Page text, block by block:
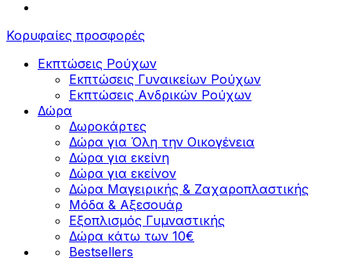
Κορυφαίες προσφορές
Εκπτώσεις Ρούχων
Εκπτώσεις Γυναικείων Ρούχων
Εκπτώσεις Aνδρικών Ρούχων
Δώρα
Δωροκάρτες
Δώρα για Όλη την Οικογένεια
Δώρα για εκείνη
Δώρα για εκείνον
Δώρα Μαγειρικής & Ζαχαροπλαστικής
Μόδα & Αξεσουάρ
Εξοπλισμός Γυμναστικής
Δώρα κάτω των 10€
Bestsellers